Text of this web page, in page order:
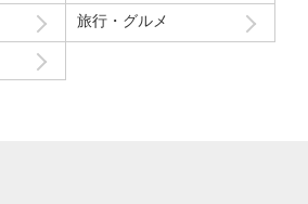
旅行・グルメ